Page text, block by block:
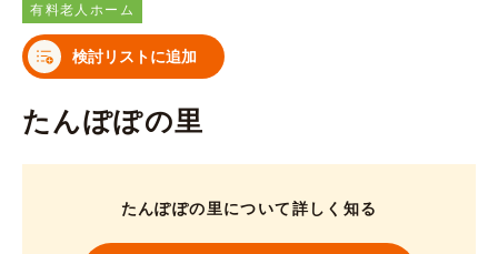
有料老人ホーム
検討リストに追加
たんぽぽの里
たんぽぽの里について詳しく知る